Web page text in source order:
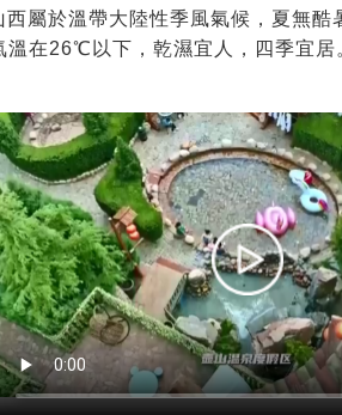
屬於溫帶大陸性季風氣候，夏無
在26℃以下，乾濕宜人，四季宜居